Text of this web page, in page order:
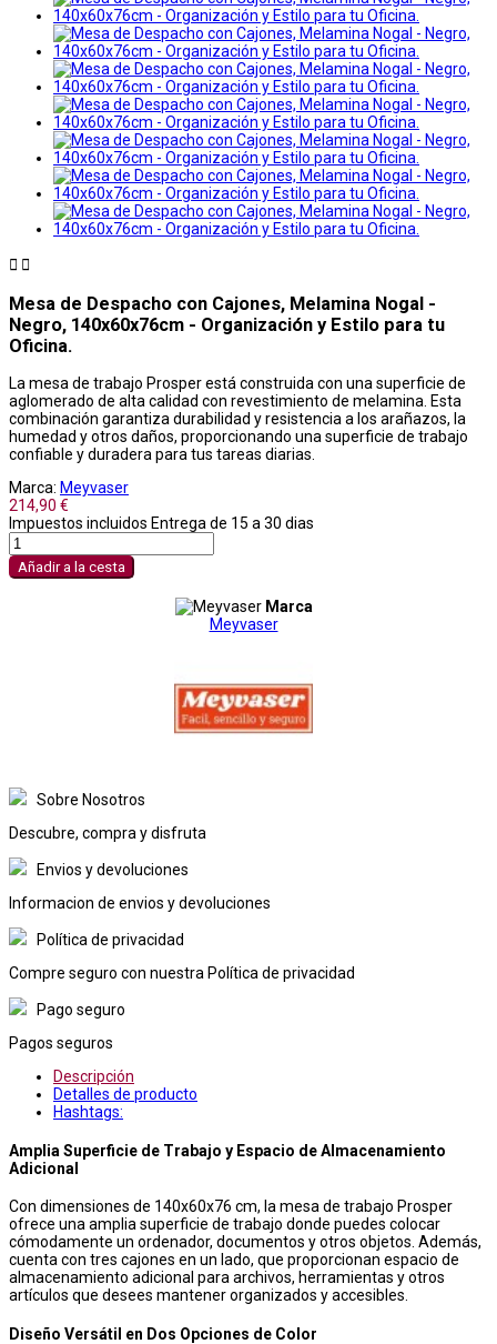
 
Mesa de Despacho con Cajones, Melamina Nogal -
Negro, 140x60x76cm - Organización y Estilo para tu
Oficina.
La mesa de trabajo Prosper está construida con una superficie de
aglomerado de alta calidad con revestimiento de melamina. Esta
combinación garantiza durabilidad y resistencia a los arañazos, la
humedad y otros daños, proporcionando una superficie de trabajo
confiable y duradera para tus tareas diarias.
Marca: Meyvaser
214,90 €
Impuestos incluidos Entrega de 15 a 30 dias
Añadir a la cesta
Marca
Meyvaser
Sobre Nosotros
Descubre, compra y disfruta
Envios y devoluciones
Informacion de envios y devoluciones
Política de privacidad
Compre seguro con nuestra Política de privacidad
Pago seguro
Pagos seguros
Descripción
Detalles de producto
Hashtags:
Amplia Superficie de Trabajo y Espacio de Almacenamiento
Adicional
Con dimensiones de 140x60x76 cm, la mesa de trabajo Prosper
ofrece una amplia superficie de trabajo donde puedes colocar
cómodamente un ordenador, documentos y otros objetos. Además,
cuenta con tres cajones en un lado, que proporcionan espacio de
almacenamiento adicional para archivos, herramientas y otros
artículos que desees mantener organizados y accesibles.
Diseño Versátil en Dos Opciones de Color